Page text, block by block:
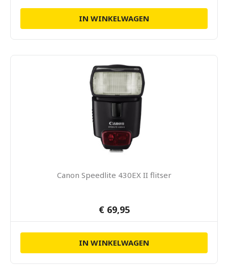
IN WINKELWAGEN
Canon Speedlite 430EX II flitser
€ 69,95
IN WINKELWAGEN